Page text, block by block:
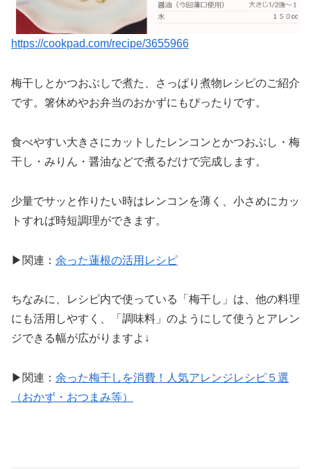
https://cookpad.com/recipe/3655966
梅干しとかつおぶしで煮た、さっぱり煮物レシピのご紹介
です。箸休めやお弁当のおかずにもぴったりです。
食べやすい大きさにカットしたレンコンとかつおぶし・梅
干し・みりん・醤油などで煮るだけで完成します。
少量でサッと作りたい時はレンコンを薄く、小さめにカッ
トすれば時短調理ができます。
▶関連： 余った蓮根の活用レシピ
ちなみに、レシピ内で使っている「梅干し」は、他の料理
にも活用しやすく、「調味料」のようにして使うとアレン
ジできる幅が広がりますよ↓
▶関連： 余った梅干しを消費！人気アレンジレシピ５選
（おかず・おつまみ等）